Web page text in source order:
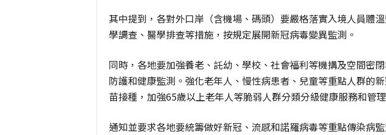
其中提到，各對外口岸（含機場、碼頭）要嚴格落實入境人員體
學調查、醫學排查等措施，按規定展開新冠病毒變異監測。
同時，各地要加強養老、託幼、學校、社會福利等機搆及空間密
防護和健康監測。強化老年人、慢性病患者、兒童等重點人群的
苗接種，加強65歲以上老年人等脆弱人群分類分級健康服務和管理
通知並要求各地要統籌做好新冠、流感和諾羅病毒等重點傳染病